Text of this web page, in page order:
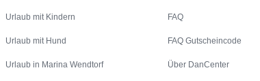
Urlaub mit Kindern
Urlaub mit Hund
Urlaub in Marina Wendtorf
FAQ
FAQ Gutscheincode
Über DanCenter